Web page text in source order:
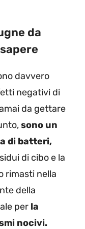
da
davvero
negativi di
da gettare
sono un
di batteri,
di cibo e la
rimasti nella
della
per la
nocivi.